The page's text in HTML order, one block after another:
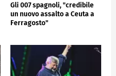
Gli 007 spagnoli, "credibile
un nuovo assalto a Ceuta a
Ferragosto"